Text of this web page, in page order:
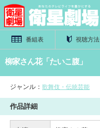
番組表 視聴方法
柳家さん花「たいこ腹」
ジャンル： 歌舞伎・伝統芸能
作品詳細